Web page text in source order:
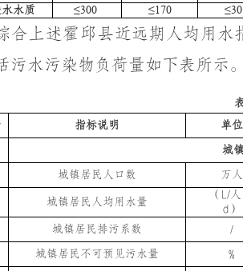
水质
≤300 ≤170 ≤30
合上述霍邱县近远期人均用
污水污染物负荷量如下表所示
指标说明
单位
城
城镇居民人口数 万人
城镇居民人均用水量
（ L/人
d ）
城镇居民排污系数
/
城镇居民不可预见污水量
%